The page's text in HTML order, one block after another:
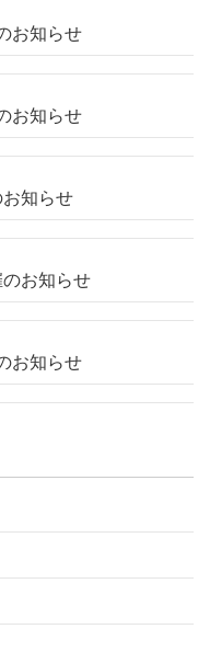
お知らせ
お知らせ
知らせ
お知らせ
お知らせ